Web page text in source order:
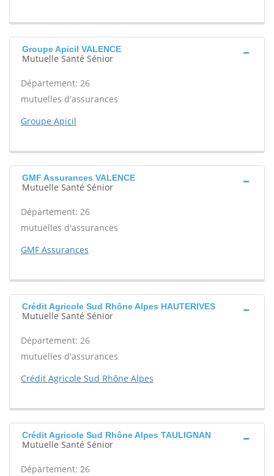
Groupe Apicil VALENCE
Mutuelle Santé Sénior
Département: 26
mutuelles d'assurances
Groupe Apicil
GMF Assurances VALENCE
Mutuelle Santé Sénior
Département: 26
mutuelles d'assurances
GMF Assurances
Crédit Agricole Sud Rhône Alpes HAUTERIVES
Mutuelle Santé Sénior
Département: 26
mutuelles d'assurances
Crédit Agricole Sud Rhône Alpes
Crédit Agricole Sud Rhône Alpes TAULIGNAN
Mutuelle Santé Sénior
Département: 26